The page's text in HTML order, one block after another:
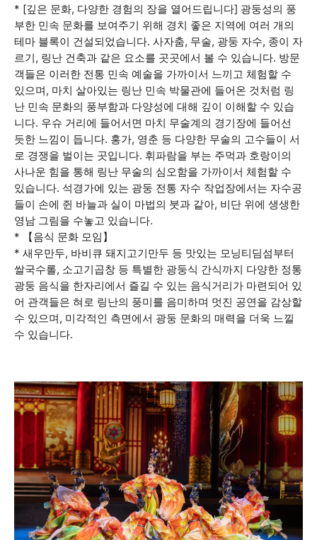
* [깊은 문화, 다양한 경험의 장을 열어드립니다] 광둥성의 풍
부한 민속 문화를 보여주기 위해 경치 좋은 지역에 여러 개의
테마 블록이 건설되었습니다. 사자춤, 무술, 광둥 자수, 종이 자
르기, 링난 건축과 같은 요소를 곳곳에서 볼 수 있습니다. 방문
객들은 이러한 전통 민속 예술을 가까이서 느끼고 체험할 수
있으며, 마치 살아있는 링난 민속 박물관에 들어온 것처럼 링
난 민속 문화의 풍부함과 다양성에 대해 깊이 이해할 수 있습
니다. 우슈 거리에 들어서면 마치 무술계의 경기장에 들어선
듯한 느낌이 듭니다. 홍가, 영춘 등 다양한 무술의 고수들이 서
로 경쟁을 벌이는 곳입니다. 휘파람을 부는 주먹과 호랑이의
사나운 힘을 통해 링난 무술의 심오함을 가까이서 체험할 수
있습니다. 석경가에 있는 광둥 전통 자수 작업장에서는 자수공
들이 손에 쥔 바늘과 실이 마법의 붓과 같아, 비단 위에 생생한
영남 그림을 수놓고 있습니다.
* 【음식 문화 모임】
* 새우만두, 바비큐 돼지고기만두 등 맛있는 모닝티딤섬부터
쌀국수롤, 소고기곱창 등 특별한 광둥식 간식까지 다양한 정통
광둥 음식을 한자리에서 즐길 수 있는 음식거리가 마련되어 있
어 관객들은 혀로 링난의 풍미를 음미하며 멋진 공연을 감상할
수 있으며, 미각적인 측면에서 광둥 문화의 매력을 더욱 느낄
수 있습니다.